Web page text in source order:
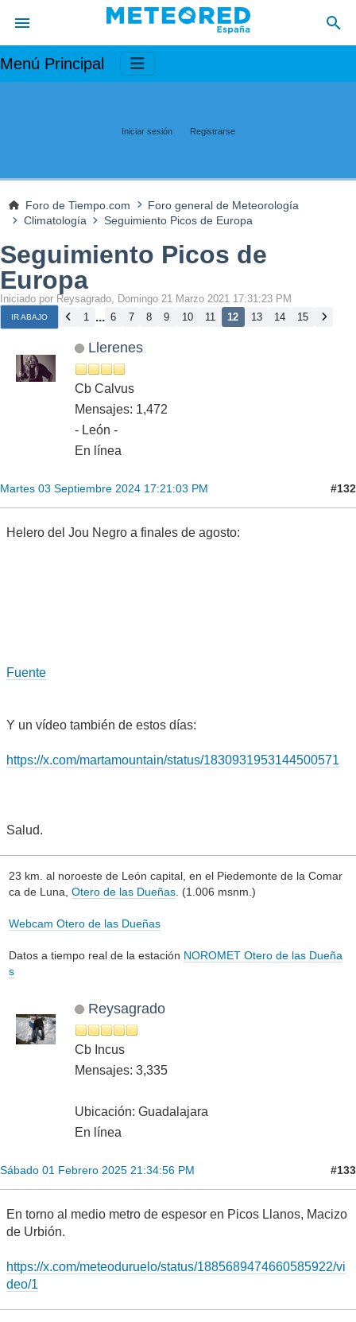
Menú Principal
Iniciar sesión Registrarse
Foro de Tiempo.com
Foro general de Meteorología
Climatología
Seguimiento Picos de Europa
Seguimiento Picos de
Europa
Iniciado por Reysagrado, Domingo 21 Marzo 2021 17:31:23 PM
IR ABAJO 1 ... 6 7 8 9 10 11 12 13 14 15
Llerenes
Cb Calvus
Mensajes: 1,472
- León -
En línea
Martes 03 Septiembre 2024 17:21:03 PM #132
Helero del Jou Negro a finales de agosto:
Fuente
Y un vídeo también de estos días:
https://x.com/martamountain/status/1830931953144500571
Salud.
23 km. al noroeste de León capital, en el Piedemonte de la Comar
ca de Luna, Otero de las Dueñas. (1.006 msnm.)
Webcam Otero de las Dueñas
Datos a tiempo real de la estación NOROMET Otero de las Dueña
s
Reysagrado
Cb Incus
Mensajes: 3,335
Ubicación: Guadalajara
En línea
Sábado 01 Febrero 2025 21:34:56 PM #133
En torno al medio metro de espesor en Picos Llanos, Macizo
de Urbión.
https://x.com/meteoduruelo/status/1885689474660585922/vi
deo/1